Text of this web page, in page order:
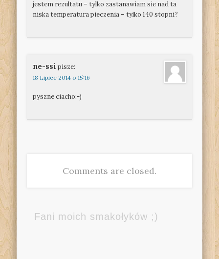
jestem rezultatu – tylko zastanawiam sie nad ta
niska temperatura pieczenia – tylko 140 stopni?
ne-ssi pisze:
18 Lipiec 2014 o 15:16
pyszne ciacho;-)
Comments are closed.
Fani moich smakołyków ;)